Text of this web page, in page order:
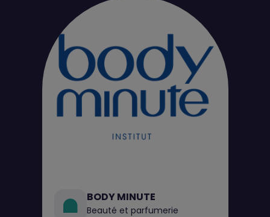
BODY MINUTE
Beauté et parfumerie